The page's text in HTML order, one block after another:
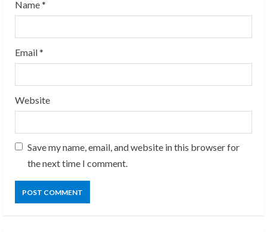
g
Name*
Email*
Website
Save my name, email, and website in this browser for
the next time I comment.